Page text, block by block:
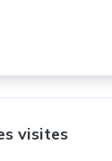
visites